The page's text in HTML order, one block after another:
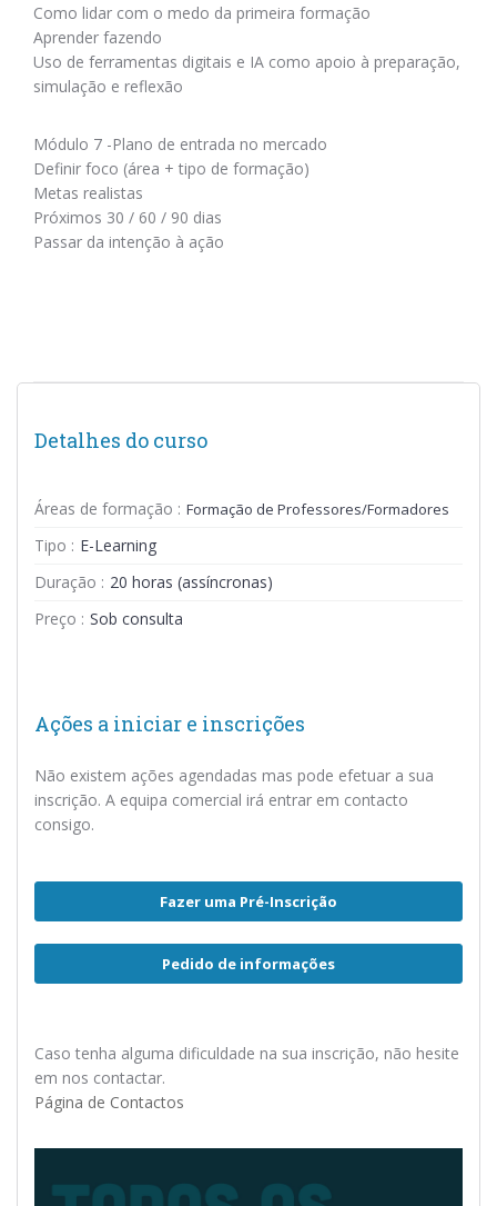
Como lidar com o medo da primeira formação
Aprender fazendo
Uso de ferramentas digitais e IA como apoio à preparação,
simulação e reflexão
Módulo 7 -Plano de entrada no mercado
Definir foco (área + tipo de formação)
Metas realistas
Próximos 30 / 60 / 90 dias
Passar da intenção à ação
Detalhes do curso
Áreas de formação : Formação de Professores/Formadores
Tipo : E-Learning
Duração : 20 horas (assíncronas)
Preço : Sob consulta
Ações a iniciar e inscrições
Não existem ações agendadas mas pode efetuar a sua
inscrição. A equipa comercial irá entrar em contacto
consigo.
Fazer uma Pré-Inscrição
Pedido de informações
Caso tenha alguma dificuldade na sua inscrição, não hesite
em nos contactar.
Página de Contactos